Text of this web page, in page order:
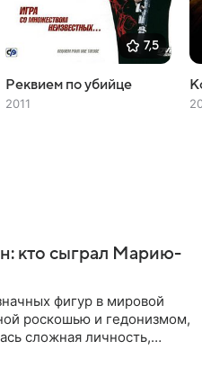
7,5
Реквием по убийце
2011
кто сыграл Марию-
фигур в мировой
роскошью и гедонизмом,
сложная личность,